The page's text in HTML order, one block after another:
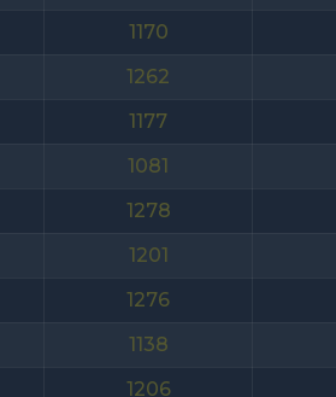
1170
1262
1177
1081
1278
1201
1276
1138
1206